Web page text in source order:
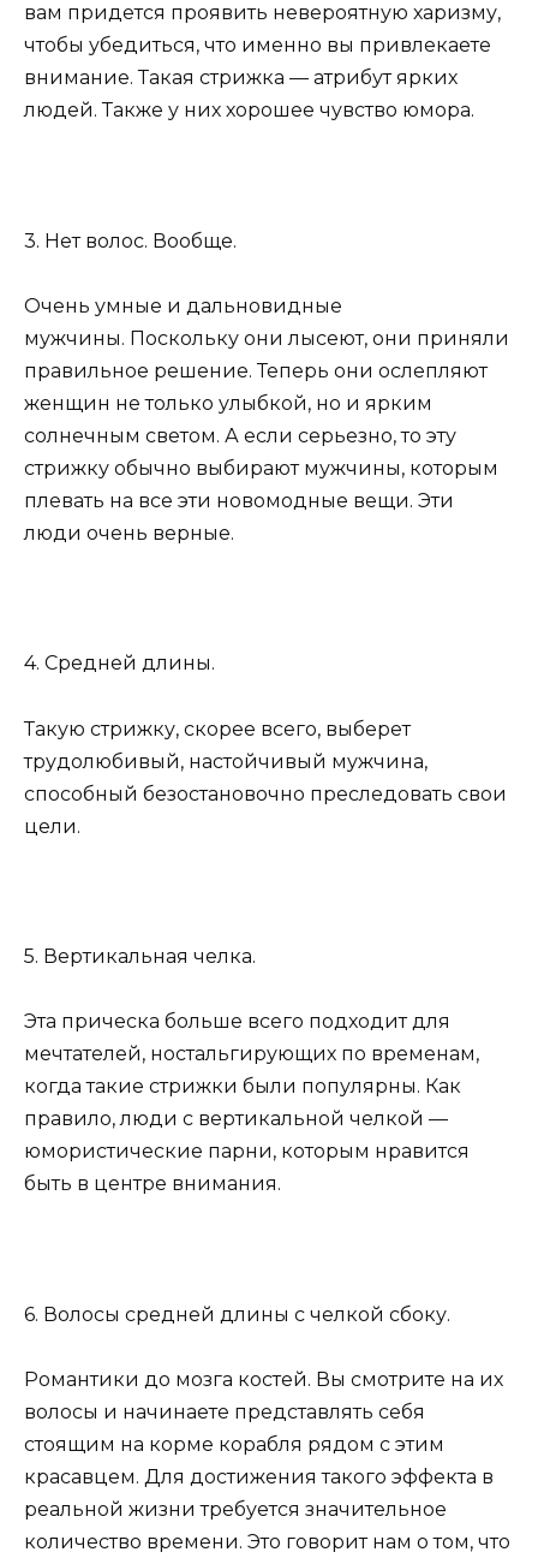
вам придется проявить невероятную харизму,
чтобы убедиться, что именно вы привлекаете
внимание. Такая стрижка — атрибут ярких
людей. Также у них хорошее чувство юмора.
3. Нет волос. Вообще.
Очень умные и дальновидные
мужчины. Поскольку они лысеют, они приняли
правильное решение. Теперь они ослепляют
женщин не только улыбкой, но и ярким
солнечным светом. А если серьезно, то эту
стрижку обычно выбирают мужчины, которым
плевать на все эти новомодные вещи. Эти
люди очень верные.
4. Средней длины.
Такую стрижку, скорее всего, выберет
трудолюбивый, настойчивый мужчина,
способный безостановочно преследовать свои
цели.
5. Вертикальная челка.
Эта прическа больше всего подходит для
мечтателей, ностальгирующих по временам,
когда такие стрижки были популярны. Как
правило, люди с вертикальной челкой —
юмористические парни, которым нравится
быть в центре внимания.
6. Волосы средней длины с челкой сбоку.
Романтики до мозга костей. Вы смотрите на их
волосы и начинаете представлять себя
стоящим на корме корабля рядом с этим
красавцем. Для достижения такого эффекта в
реальной жизни требуется значительное
количество времени. Это говорит нам о том, что